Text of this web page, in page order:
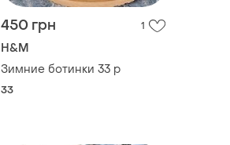
450 грн 1
H&M
Зимние ботинки 33 р
33